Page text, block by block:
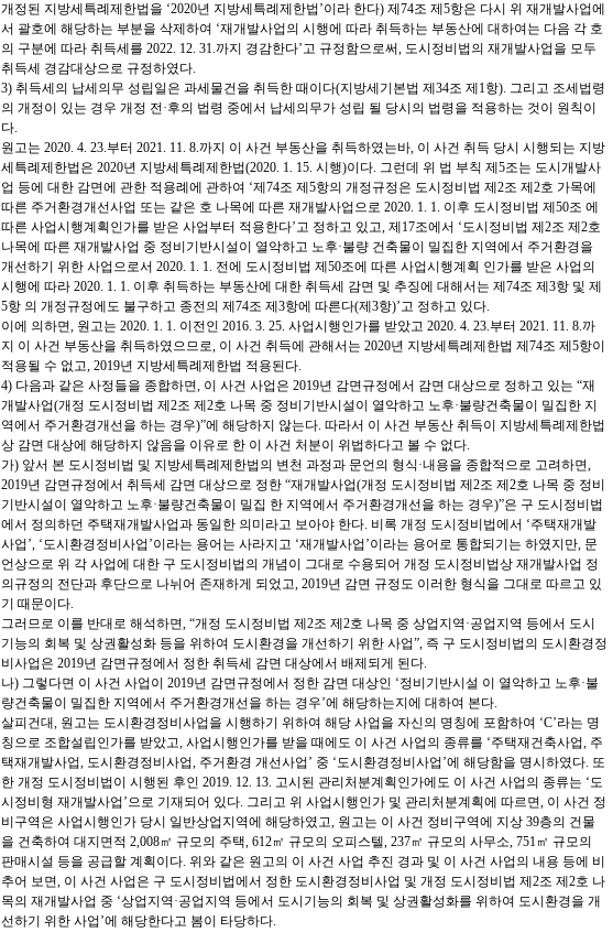
개정된 지방세특례제한법을 ‘2020년 지방세특례제한법’이라 한다) 제74조 제5항은 다시 위 재개발사업에
서 괄호에 해당하는 부분을 삭제하여 ‘재개발사업의 시행에 따라 취득하는 부동산에 대하여는 다음 각 호
의 구분에 따라 취득세를 2022. 12. 31.까지 경감한다’고 규정함으로써, 도시정비법의 재개발사업을 모두
취득세 경감대상으로 규정하였다.
3) 취득세의 납세의무 성립일은 과세물건을 취득한 때이다(지방세기본법 제34조 제1항). 그리고 조세법령
의 개정이 있는 경우 개정 전·후의 법령 중에서 납세의무가 성립 될 당시의 법령을 적용하는 것이 원칙이
다.
원고는 2020. 4. 23.부터 2021. 11. 8.까지 이 사건 부동산을 취득하였는바, 이 사건 취득 당시 시행되는 지방
세특례제한법은 2020년 지방세특례제한법(2020. 1. 15. 시행)이다. 그런데 위 법 부칙 제5조는 도시개발사
업 등에 대한 감면에 관한 적용례에 관하여 ‘제74조 제5항의 개정규정은 도시정비법 제2조 제2호 가목에
따른 주거환경개선사업 또는 같은 호 나목에 따른 재개발사업으로 2020. 1. 1. 이후 도시정비법 제50조 에
따른 사업시행계획인가를 받은 사업부터 적용한다’고 정하고 있고, 제17조에서 ‘도시정비법 제2조 제2호
나목에 따른 재개발사업 중 정비기반시설이 열악하고 노후·불량 건축물이 밀집한 지역에서 주거환경을
개선하기 위한 사업으로서 2020. 1. 1. 전에 도시정비법 제50조에 따른 사업시행계획 인가를 받은 사업의
시행에 따라 2020. 1. 1. 이후 취득하는 부동산에 대한 취득세 감면 및 추징에 대해서는 제74조 제3항 및 제
5항 의 개정규정에도 불구하고 종전의 제74조 제3항에 따른다(제3항)’고 정하고 있다.
이에 의하면, 원고는 2020. 1. 1. 이전인 2016. 3. 25. 사업시행인가를 받았고 2020. 4. 23.부터 2021. 11. 8.까
지 이 사건 부동산을 취득하였으므로, 이 사건 취득에 관해서는 2020년 지방세특례제한법 제74조 제5항이
적용될 수 없고, 2019년 지방세특례제한법 적용된다.
4) 다음과 같은 사정들을 종합하면, 이 사건 사업은 2019년 감면규정에서 감면 대상으로 정하고 있는 “재
개발사업(개정 도시정비법 제2조 제2호 나목 중 정비기반시설이 열악하고 노후·불량건축물이 밀집한 지
역에서 주거환경개선을 하는 경우)”에 해당하지 않는다. 따라서 이 사건 부동산 취득이 지방세특례제한법
상 감면 대상에 해당하지 않음을 이유로 한 이 사건 처분이 위법하다고 볼 수 없다.
가) 앞서 본 도시정비법 및 지방세특례제한법의 변천 과정과 문언의 형식·내용을 종합적으로 고려하면,
2019년 감면규정에서 취득세 감면 대상으로 정한 “재개발사업(개정 도시정비법 제2조 제2호 나목 중 정비
기반시설이 열악하고 노후·불량건축물이 밀집 한 지역에서 주거환경개선을 하는 경우)”은 구 도시정비법
에서 정의하던 주택재개발사업과 동일한 의미라고 보아야 한다. 비록 개정 도시정비법에서 ‘주택재개발
사업’, ‘도시환경정비사업’이라는 용어는 사라지고 ‘재개발사업’이라는 용어로 통합되기는 하였지만, 문
언상으로 위 각 사업에 대한 구 도시정비법의 개념이 그대로 수용되어 개정 도시정비법상 재개발사업 정
의규정의 전단과 후단으로 나뉘어 존재하게 되었고, 2019년 감면 규정도 이러한 형식을 그대로 따르고 있
기 때문이다.
그러므로 이를 반대로 해석하면, “개정 도시정비법 제2조 제2호 나목 중 상업지역·공업지역 등에서 도시
기능의 회복 및 상권활성화 등을 위하여 도시환경을 개선하기 위한 사업”, 즉 구 도시정비법의 도시환경정
비사업은 2019년 감면규정에서 정한 취득세 감면 대상에서 배제되게 된다.
나) 그렇다면 이 사건 사업이 2019년 감면규정에서 정한 감면 대상인 ‘정비기반시설 이 열악하고 노후·불
량건축물이 밀집한 지역에서 주거환경개선을 하는 경우’에 해당하는지에 대하여 본다.
살피건대, 원고는 도시환경정비사업을 시행하기 위하여 해당 사업을 자신의 명칭에 포함하여 ‘C’라는 명
칭으로 조합설립인가를 받았고, 사업시행인가를 받을 때에도 이 사건 사업의 종류를 ‘주택재건축사업, 주
택재개발사업, 도시환경정비사업, 주거환경 개선사업’ 중 ‘도시환경정비사업’에 해당함을 명시하였다. 또
한 개정 도시정비법이 시행된 후인 2019. 12. 13. 고시된 관리처분계획인가에도 이 사건 사업의 종류는 ‘도
시정비형 재개발사업’으로 기재되어 있다. 그리고 위 사업시행인가 및 관리처분계획에 따르면, 이 사건 정
비구역은 사업시행인가 당시 일반상업지역에 해당하였고, 원고는 이 사건 정비구역에 지상 39층의 건물
을 건축하여 대지면적 2,008㎡ 규모의 주택, 612㎡ 규모의 오피스텔, 237㎡ 규모의 사무소, 751㎡ 규모의
판매시설 등을 공급할 계획이다. 위와 같은 원고의 이 사건 사업 추진 경과 및 이 사건 사업의 내용 등에 비
추어 보면, 이 사건 사업은 구 도시정비법에서 정한 도시환경정비사업 및 개정 도시정비법 제2조 제2호 나
목의 재개발사업 중 ‘상업지역·공업지역 등에서 도시기능의 회복 및 상권활성화를 위하여 도시환경을 개
선하기 위한 사업’에 해당한다고 봄이 타당하다.